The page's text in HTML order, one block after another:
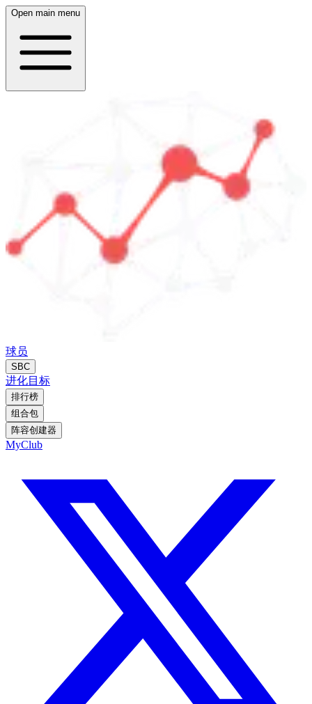
Open main menu
球员
SBC
进化目标
排行榜
组合包
阵容创建器
MyClub